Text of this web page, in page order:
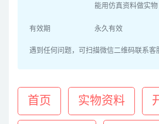
能用仿真资料做实物
有效期 永久有效
遇到任何问题，可扫描微信二维码联系客
首页 实物资料